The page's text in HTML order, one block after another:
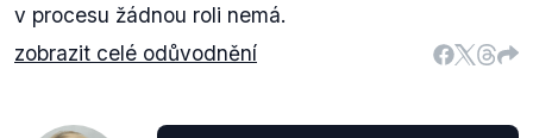
v procesu žádnou roli nemá.
zobrazit celé odůvodnění